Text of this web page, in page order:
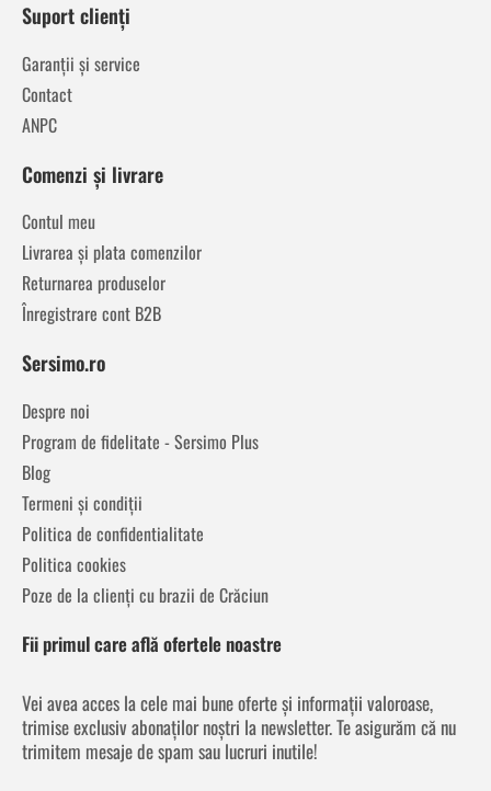
Suport clienți
Garanții și service
Contact
ANPC
Comenzi și livrare
Contul meu
Livrarea și plata comenzilor
Returnarea produselor
Înregistrare cont B2B
Sersimo.ro
Despre noi
Program de fidelitate - Sersimo Plus
Blog
Termeni și condiții
Politica de confidentialitate
Politica cookies
Poze de la clienți cu brazii de Crăciun
Fii primul care află ofertele noastre
Vei avea acces la cele mai bune oferte și informații valoroase,
trimise exclusiv abonaților noștri la newsletter. Te asigurăm că nu
trimitem mesaje de spam sau lucruri inutile!